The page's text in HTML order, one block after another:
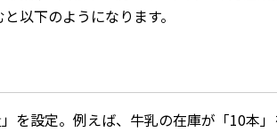
以下のようになります。
を設定。例えば、牛乳の在庫が「10本